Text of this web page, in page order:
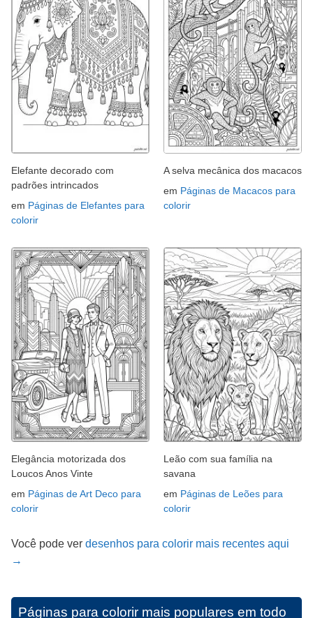
Elefante decorado com
padrões intrincados
em Páginas de Elefantes para
colorir
A selva mecânica dos macacos
em Páginas de Macacos para
colorir
Elegância motorizada dos
Loucos Anos Vinte
em Páginas de Art Deco para
colorir
Leão com sua família na
savana
em Páginas de Leões para
colorir
Você pode ver desenhos para colorir mais recentes aqui
→
Páginas para colorir mais populares em todo